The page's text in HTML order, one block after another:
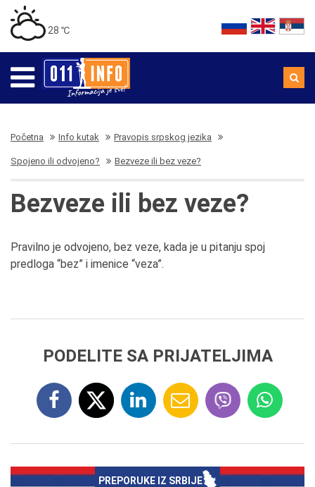
28 ℃
Početna Info kutak Pravopis srpskog jezika
Spojeno ili odvojeno? Bezveze ili bez veze?
Bezveze ili bez veze?
Pravilno je odvojeno, bez veze, kada je u pitanju spoj
predloga “bez” i imenice “veza”.
PODELITE SA PRIJATELJIMA
PREPORUKE IZ SRBIJE